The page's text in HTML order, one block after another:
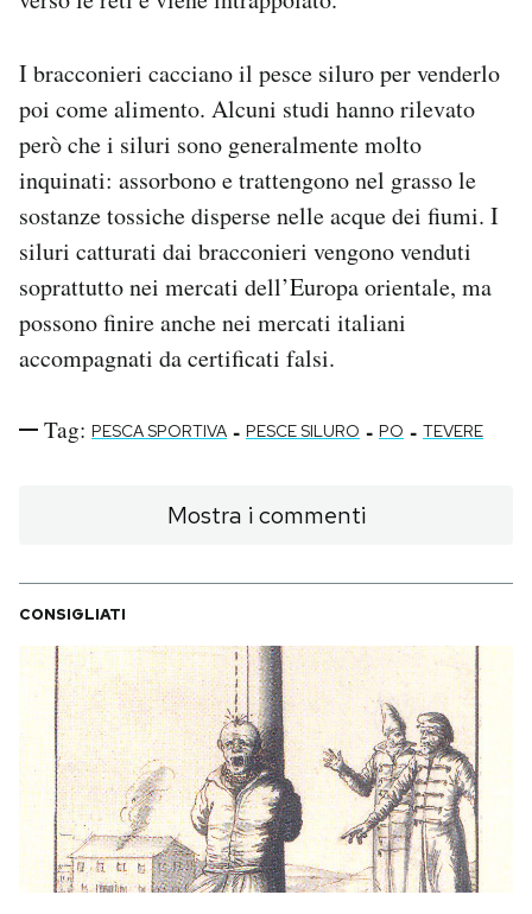
I bracconieri cacciano il pesce siluro per venderlo
poi come alimento. Alcuni studi hanno rilevato
però che i siluri sono generalmente molto
inquinati: assorbono e trattengono nel grasso le
sostanze tossiche disperse nelle acque dei fiumi. I
siluri catturati dai bracconieri vengono venduti
soprattutto nei mercati dell’Europa orientale, ma
possono finire anche nei mercati italiani
accompagnati da certificati falsi.
Tag: PESCA SPORTIVA - PESCE SILURO - PO - TEVERE
Mostra i commenti
CONSIGLIATI